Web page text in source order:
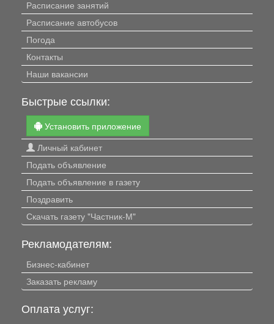
Расписание занятий
Расписание автобусов
Погода
Контакты
Наши вакансии
Быстрые ссылки:
Установить приложение
Личный кабинет
Подать объявление
Подать объявление в газету
Поздравить
Скачать газету "Частник-М"
Рекламодателям:
Бизнес-кабинет
Заказать рекламу
Оплата услуг: